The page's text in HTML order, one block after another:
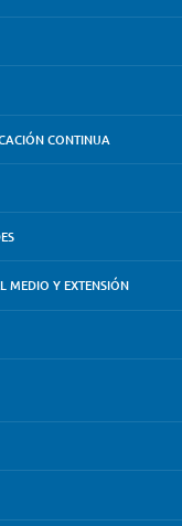
CONTINUA
MEDIO Y EXTENSIÓN